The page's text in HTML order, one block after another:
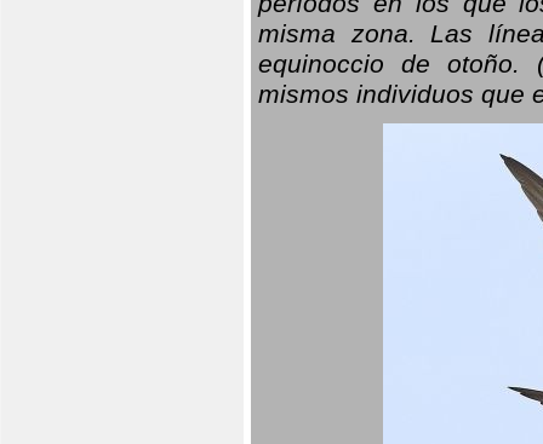
misma zona. Las
equinoccio de otoño.
mismos individuos que